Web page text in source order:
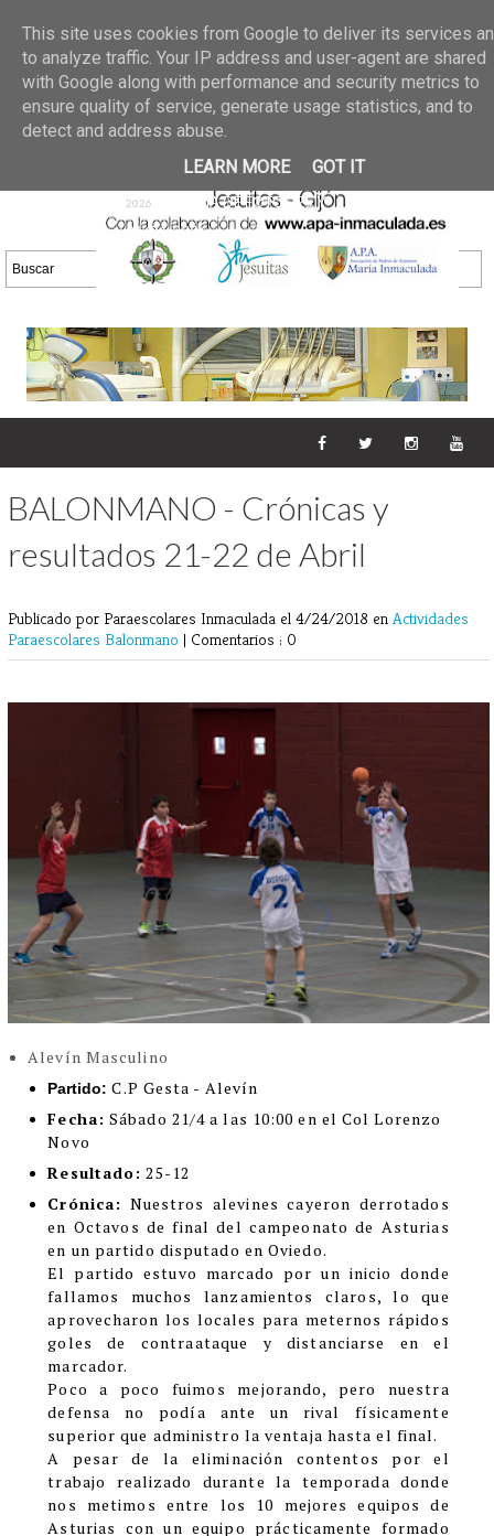
02 jun 2026
GALERIA DE FOTOS
30/05/2026
25 may 2026
GALERIA
DE FOTOS 23/05/2026
20 may
2026
GALERIA DE FOTOS
16/05/2026
DE FOTOS 09/05/2026
28 abr
2026
GALERIA DE FOTOS 25 Y
26/04/2026
BALONMANO - Crónicas y
resultados 21-22 de Abril
Publicado por Paraescolares Inmaculada el 4/24/2018 en Actividades
Paraescolares Balonmano | Comentarios : 0
Alevín Masculino
Partido: C.P Gesta - Alevín
Fecha: Sábado 21/4 a las 10:00 en el Col Lorenzo
Novo
Resultado: 25-12
Crónica: Nuestros alevines cayeron derrotados
en Octavos de final del campeonato de Asturias
en un partido disputado en Oviedo.
El partido estuvo marcado por un inicio donde
fallamos muchos lanzamientos claros, lo que
aprovecharon los locales para meternos rápidos
goles de contraataque y distanciarse en el
marcador.
Poco a poco fuimos mejorando, pero nuestra
defensa no podía ante un rival físicamente
superior que administro la ventaja hasta el final.
A pesar de la eliminación contentos por el
trabajo realizado durante la temporada donde
nos metimos entre los 10 mejores equipos de
Asturias con un equipo prácticamente formado
This site uses cookies from Google to deliver its services
to analyze traffic. Your IP address and user-agent are shared
with Google along with performance and security metrics to
ensure quality of service, generate usage statistics, and to
detect and address abuse.
LEARN MORE
GOT IT